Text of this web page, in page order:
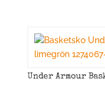
Under Armour